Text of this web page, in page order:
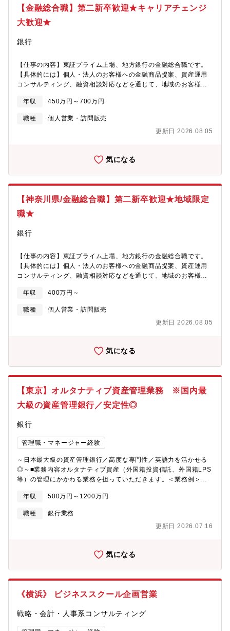
バカンスナイン休暇の9日間と有給も取得可能。社宅・家賃補助も
同社規定の対象者にはあります。
【金融総合職】第二新卒歓迎★キャリアチェンジ
大歓迎★
銀行
【仕事の内容】東証プライム上場、地方銀行の金融総合職です。
【具体的には】個人・法人のお客様への金融商品提案、資産運用
コンサルティング、融資相談対応などを通じて、地域のお客様の
ャリアチェンジ歓迎で幅広い経験を活かせる環境■早期昇進制度に
より資格要件を満たせば通常より早いキャリアアップが可能
年収 450万円～700万円
職種
個人営業・訪問販売
更新日 2026.08.05
気になる
【神奈川県/金融総合職】第二新卒歓迎★地域限定
職★
銀行
【仕事の内容】東証プライム上場、地方銀行の金融総合職です。
【具体的には】個人・法人のお客様への金融商品提案、資産運用
コンサルティング、融資相談対応などを通じて、地域のお客様の
ャリアチェンジ歓迎で幅広い経験を活かせる環境■早期昇進制度に
より資格要件を満たせば通常より早いキャリアアップが可能
年収 400万円～
職種
個人営業・訪問販売
更新日 2026.08.05
気になる
【東京】オルタナティブ資産管理業務 ※国内最
大級の資産管理銀行／安定性◎
銀行
管理職・マネージャー経験
～日本最大級の資産管理銀行／高度な専門性／英語力を活かせる
◎～■業務内容オルタナティブ資産（外国籍投資信託、外国籍LPS
等）の管理にかかわる業務を担っていただきます。＜業務例＞・
銘柄に関する各種イベント対応・現地管理会社への書類提出■同社
について同社では、600兆円を超える資産をお預かりする資産管理
の専門銀行です。資産運用立国の一翼を担う日本の金融インフラ
として安定した経営基盤を持ちながらも、常に最新技術を取り入
根付いています。・周囲を支えた社員に対しては、ボーナスで特
す。・全社としてリモートワークは20％まで利用可能です。・部
年収 500万円～1200万円
職種
銀行業務
更新日 2026.07.16
気になる
《横浜》 ビジネススクール企画営業
戦略・会計・人事系コンサルティング